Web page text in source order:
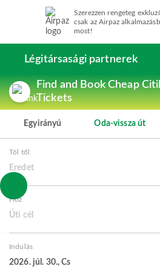
Szerezzen rengeteg
csak az Airpaz
most!
Légitársasági partnerek
Find and Book Cheap
Tickets
Egyirányú Oda-vissza út
Tól től
Eredet
Hoz
Úti cél
Indulás
2026. júl. 30., Cs